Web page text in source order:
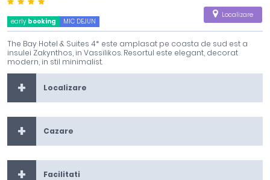
early booking MIC DEJUN
Localizare
The Bay Hotel & Suites 4* este amplasat pe coasta de sud est a
insulei Zakynthos, in Vassilikos. Resortul este elegant, decorat
modern, in stil minimalist.
Localizare
Cazare
Facilitati